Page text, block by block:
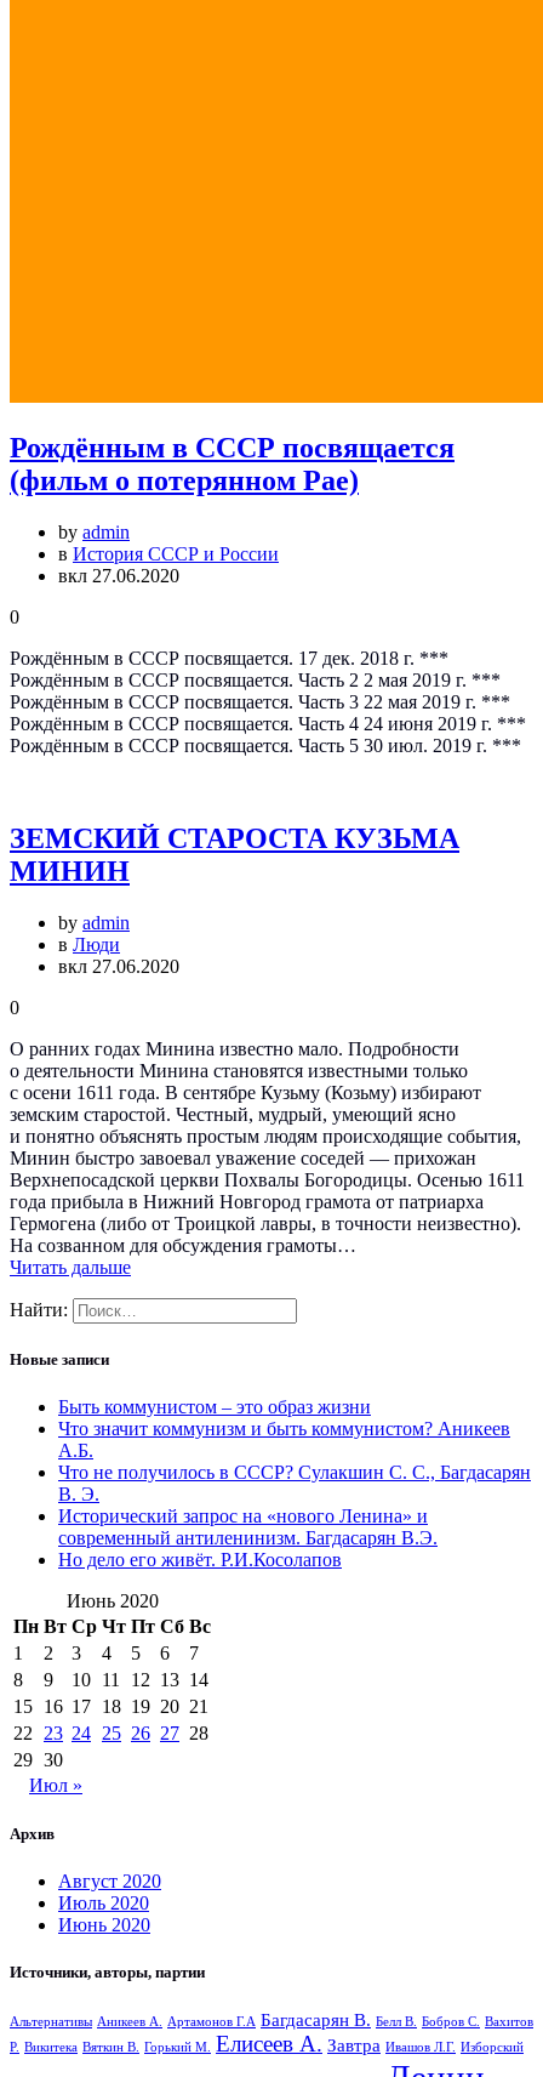
Рождённым в СССР посвящается
(фильм о потерянном Рае)
by admin
в История СССР и России
вкл 27.06.2020
0
Рождённым в СССР посвящается. 17 дек. 2018 г. ***
Рождённым в СССР посвящается. Часть 2 2 мая 2019 г. ***
Рождённым в СССР посвящается. Часть 3 22 мая 2019 г. ***
Рождённым в СССР посвящается. Часть 4 24 июня 2019 г. ***
Рождённым в СССР посвящается. Часть 5 30 июл. 2019 г. ***
ЗЕМСКИЙ СТАРОСТА КУЗЬМА
МИНИН
by admin
в Люди
вкл 27.06.2020
0
О ранних годах Минина известно мало. Подробности
о деятельности Минина становятся известными только
с осени 1611 года. В сентябре Кузьму (Козьму) избирают
земским старостой. Честный, мудрый, умеющий ясно
и понятно объяснять простым людям происходящие события,
Минин быстро завоевал уважение соседей — прихожан
Верхнепосадской церкви Похвалы Богородицы. Осенью 1611
года прибыла в Нижний Новгород грамота от патриарха
Гермогена (либо от Троицкой лавры, в точности неизвестно).
На созванном для обсуждения грамоты…
Читать дальше
Найти:
Новые записи
Быть коммунистом – это образ жизни
Что значит коммунизм и быть коммунистом? Аникеев
А.Б.
Что не получилось в СССР? Сулакшин С. С., Багдасарян
В. Э.
Исторический запрос на «нового Ленина» и
современный антиленинизм. Багдасарян В.Э.
Но дело его живёт. Р.И.Косолапов
Июнь 2020
Пн Вт Ср Чт Пт Сб Вс
1
2 3 4 5 6
7
8
9 10 11 12 13 14
15 16 17 18 19 20 21
22
23 24 25 26 27 28
29 30
Июл »
Архив
Август 2020
Июль 2020
Июнь 2020
Источники, авторы, партии
Альтернативы Аникеев А. Артамонов Г.А Багдасарян В. Белл В. Бобров С.
Вахитов
Р. Викитека Вяткин В. Горький М. Елисеев А. Завтра Ивашов Л.Г. Изборский